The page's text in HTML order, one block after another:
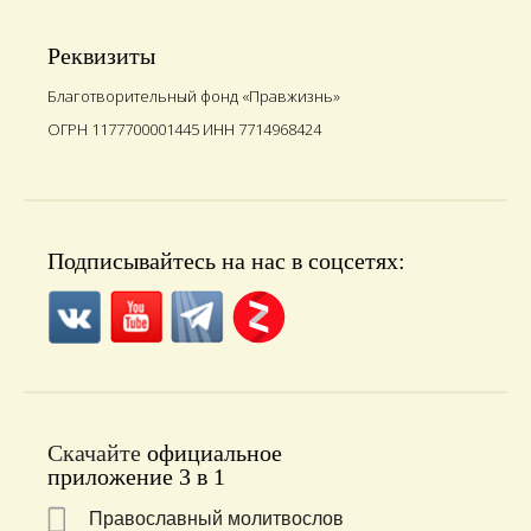
Невской церкви.
Реквизиты
Благотворительный фонд «Правжизнь»
ОГРН 1177700001445 ИНН 7714968424
Подписывайтесь на нас в соцсетях:
Скачайте официальное
приложение 3 в 1
Православный молитвослов